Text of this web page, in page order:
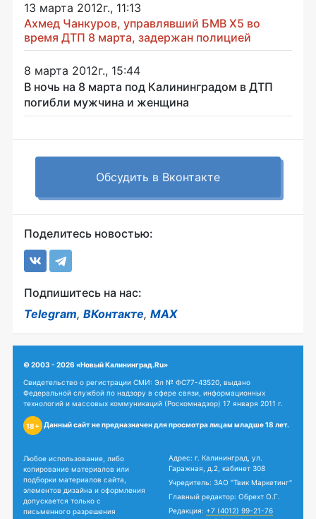
13 марта 2012г., 11:13
Ахмед Чанкуров, управлявший БМВ Х5 во
время ДТП 8 марта, задержан полицией
8 марта 2012г., 15:44
В ночь на 8 марта под Калининградом в ДТП
погибли мужчина и женщина
Обсудить в Вконтакте
Поделитесь новостью:
Подпишитесь на нас:
Telegram, ВКонтакте, MAX
© 2003 - 2026 «Новый Калининград.Ru»
Свидетельство о регистрации СМИ: Эл № ФС77-43520, выдано
Федеральной службой по надзору в сфере связи, информационных
технологий и массовых коммуникаций (Роскомнадзор) 17 января 2011 г.
18+ Данный сайт не предназначен для просмотра лицам младше 18 лет.
Любое использование, либо
копирование материалов или
подборки материалов сайта,
элементов дизайна и оформления
допускается только с
письменного разрешения
Адрес: г. Калининград, ул.
Гаражная, д.2, кабинет 308
Учредитель: ЗАО "Твик Маркетинг"
Главный редактор: Обрехт О.Г.
Редакция: +7 (4012) 99-21-76